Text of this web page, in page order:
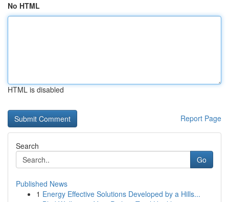
No HTML
HTML is disabled
Report Page
Search
Go
Published News
1 Energy Effective Solutions Developed by a Hills...